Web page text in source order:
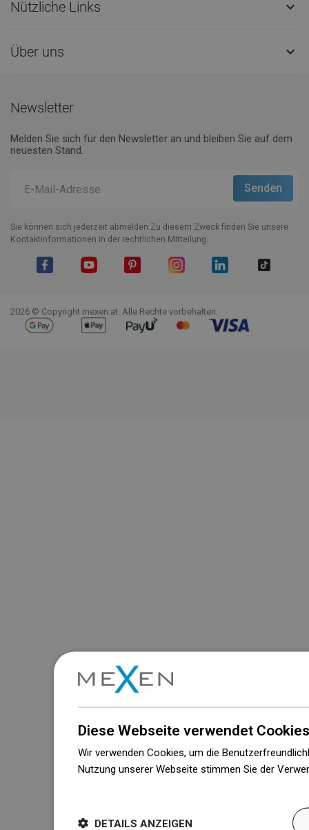
Nützliche Links 
Über uns 
Newsletter
Melden Sie sich für den Newsletter an und bleiben Sie auf dem
neuesten Stand.
Sie können sich jederzeit abmelden.Zu diesem Zweck finden Sie unsere
Kontaktinformationen in der rechtlichen Mitteilung.
2026 © Copyright mexen.at. Alle Rechte vorbehalten.
Diese Webseite verwendet
Wir verwenden Cookies, um die
Nutzung unserer Webseite stimmen Sie der
DETAILS ANZEIGEN